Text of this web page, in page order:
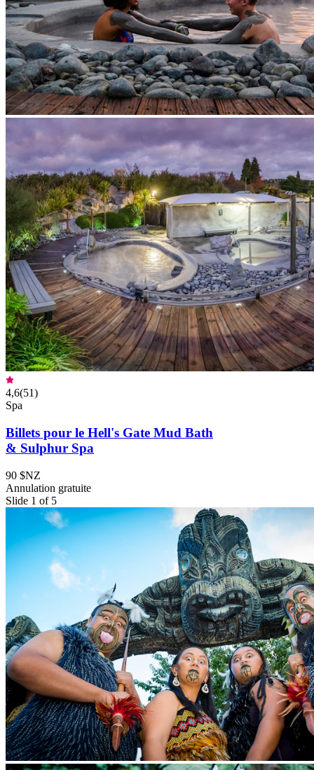
4,6(51)
Spa
Billets pour le Hell's Gate Mud Bath
& Sulphur Spa
90 $NZ
Annulation gratuite
Slide 1 of 5